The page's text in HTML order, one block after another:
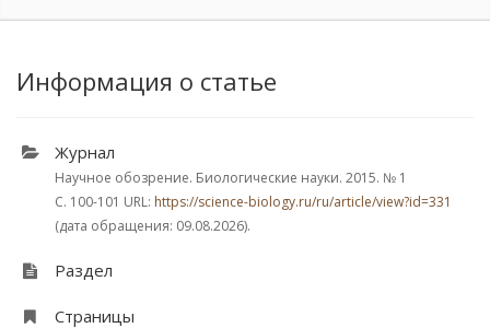
Информация о статье
Журнал
Научное обозрение. Биологические науки. 2015. № 1
С. 100-101 URL: https://science-biology.ru/ru/article/view?id=331
(дата обращения: 09.08.2026).
Раздел
Страницы